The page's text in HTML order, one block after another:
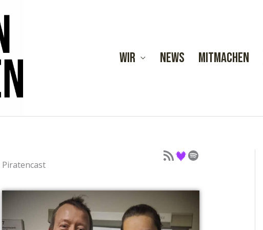
Wir News Mitmachen
Piratencast
Podcast als Feed Podcast auf Deezer Podcast auf Spotify